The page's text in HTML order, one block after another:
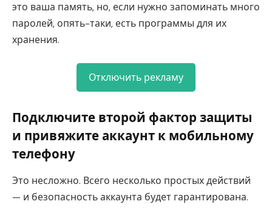
это ваша память, но, если нужно запоминать много
паролей, опять-таки, есть программы для их
хранения.
Отключить рекламу
Подключите второй фактор защиты
и привяжите аккаунт к мобильному
телефону
Это несложно. Всего несколько простых действий
— и безопасность аккаунта будет гарантирована.